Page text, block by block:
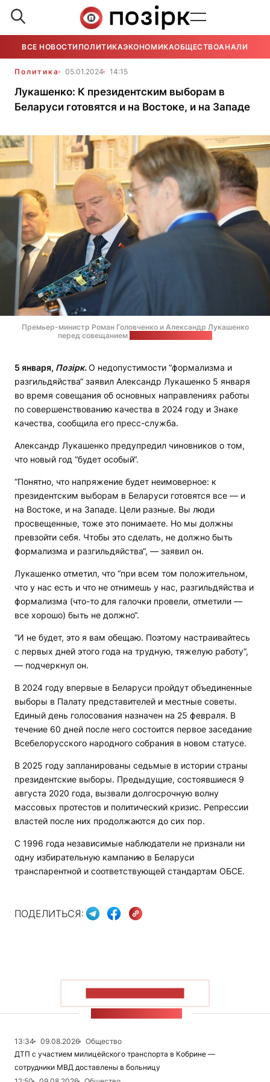
ВСЕ НОВОСТИ ПОЛИТИКАЭКОНОМИКАОБЩЕСТВОАНАЛИТИКА
Политика 05.01.2024 14:15
Лукашенко: К президентским выборам в
Беларуси готовятся и на Востоке, и на Западе
Премьер-министр Роман Головченко и Александр Лукашенко
перед совещанием
5 января, Позірк.О недопустимости “формализма и
разгильдяйства“ заявил Александр Лукашенко 5 января
во время совещания об основных направлениях работы
по совершенствованию качества в 2024 году и Знаке
качества, сообщила его пресс-служба.
Александр Лукашенко предупредил чиновников о том,
что новый год “будет особый“.
“Понятно, что напряжение будет неимоверное: к
президентским выборам в Беларуси готовятся все — и
на Востоке, и на Западе. Цели разные. Вы люди
просвещенные, тоже это понимаете. Но мы должны
превзойти себя. Чтобы это сделать, не должно быть
формализма и разгильдяйства“, — заявил он.
Лукашенко отметил, что “при всем том положительном,
что у нас есть и что не отнимешь у нас, разгильдяйства и
формализма (что-то для галочки провели, отметили —
все хорошо) быть не должно“.
“И не будет, это я вам обещаю. Поэтому настраивайтесь
с первых дней этого года на трудную, тяжелую работу“,
— подчеркнул он.
В 2024 году впервые в Беларуси пройдут объединенные
выборы в Палату представителей и местные советы.
Единый день голосования назначен на 25 февраля. В
течение 60 дней после него состоится первое заседание
Всебелорусского народного собрания в новом статусе.
В 2025 году запланированы седьмые в истории страны
президентские выборы. Предыдущие, состоявшиеся 9
августа 2020 года, вызвали долгосрочную волну
массовых протестов и политический кризис. Репрессии
властей после них продолжаются до сих пор.
С 1996 года независимые наблюдатели не признали ни
одну избирательную кампанию в Беларуси
транспарентной и соответствующей стандартам ОБСЕ.
ПОДЕЛИТЬСЯ:
13:34 09.08.2026
Общество
ДТП с участием милицейского транспорта в Кобрине —
сотрудники МВД доставлены в больницу